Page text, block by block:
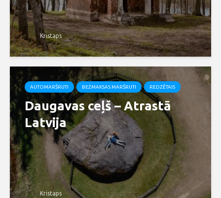
Kristaps
AUTOMARŠRUTI BEZMAKSAS MARŠRUTI REDZĒTAIS
Daugavas ceļš – Atrastā
Latvija
Kristaps